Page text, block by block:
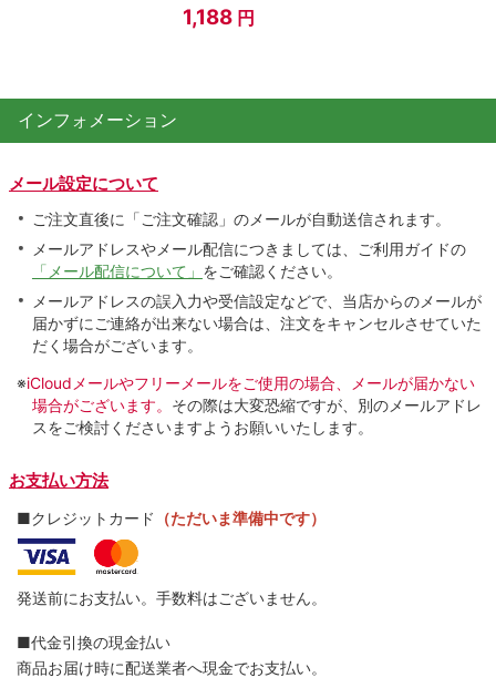
1,188 円
インフォメーション
メール設定について
ご注文直後に「ご注文確認」のメールが自動送信されます。
メールアドレスやメール配信につきましては、ご利用ガイドの
「メール配信について」 をご確認ください。
メールアドレスの誤入力や受信設定などで、当店からのメールが
届かずにご連絡が出来ない場合は、注文をキャンセルさせていた
だく場合がございます。
※iCloudメールやフリーメールをご使用の場合、メールが届かない
場合がございます。 その際は大変恐縮ですが、別のメールアドレ
スをご検討くださいますようお願いいたします。
お支払い方法
■クレジットカード （ただいま準備中です）
発送前にお支払い。手数料はございません。
■代金引換の現金払い
商品お届け時に配送業者へ現金でお支払い。